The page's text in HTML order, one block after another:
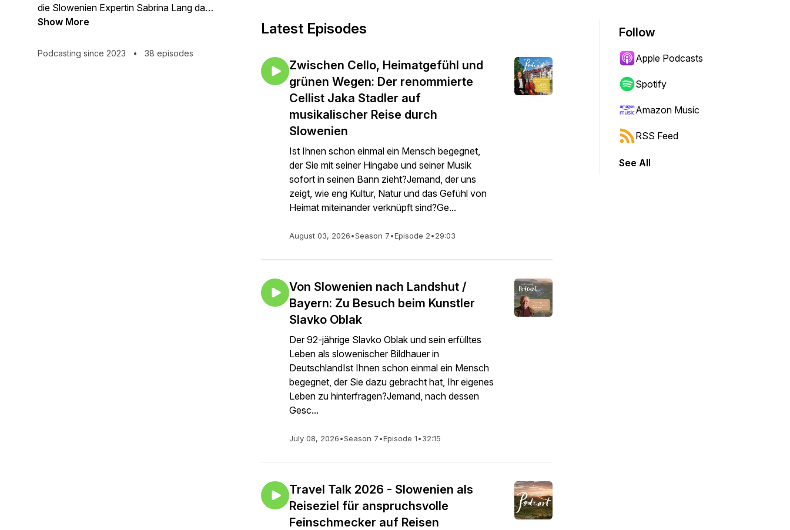
die Slowenien Expertin Sabrina Lang das
Land. Sie äußert begeistert: "Nach nur
aus bin ich schon am Ziel: Slowenien! Ich
Show More
Podcasting since 2023 • 38 episodes
Latest Episodes
Zwischen Cello, Heimatgefühl und
grünen Wegen: Der renommierte
Cellist Jaka Stadler auf
musikalischer Reise durch
Slowenien
Ist Ihnen schon einmal ein Mensch begegnet,
der Sie mit seiner Hingabe und seiner Musik
sofort in seinen Bann zieht?Jemand, der uns
zeigt, wie eng Kultur, Natur und das Gefühl von
Heimat miteinander verknüpft sind?Ge...
August 03, 2026•Season 7•Episode 2•29:03
Von Slowenien nach Landshut /
Bayern: Zu Besuch beim Kunstler
Slavko Oblak
Der 92-jährige Slavko Oblak und sein erfülltes
Leben als slowenischer Bildhauer in
DeutschlandIst Ihnen schon einmal ein Mensch
begegnet, der Sie dazu gebracht hat, Ihr eigenes
Leben zu hinterfragen?Jemand, nach dessen
Gesc...
July 08, 2026•Season 7•Episode 1•32:15
Travel Talk 2026 - Slowenien als
Reiseziel für anspruchsvolle
Feinschmecker auf Reisen
Follow
Apple Podcasts
Spotify
Amazon Music
RSS Feed
See All